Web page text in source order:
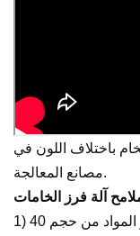
باختلاف اللون في
مصانع المعالجة.
1) نطاق أوسع من المواد الاختيارية ، فرز المواد من حجم 40